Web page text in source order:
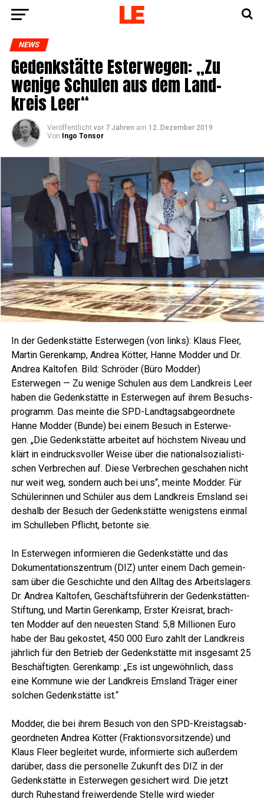
NEWS
Gedenk­stät­te Ester­we­gen: „Zu
weni­ge Schu­len aus dem Land­
kreis Leer“
Veröffentlicht vor 7 Jahren am 12. Dezember 2019
Von
Ingo Tonsor
In der Gedenk­stät­te Ester­we­gen (von links): Klaus Fleer,
Mar­tin Geren­kamp, Andrea Köt­ter, Han­ne Mod­der und Dr.
Andrea Kalt­ofen. Bild: Schrö­der (Büro Modder)
Ester­we­gen — Zu weni­ge Schu­len aus dem Land­kreis Leer
haben die Gedenk­stät­te in Ester­we­gen auf ihrem Besuchs­
pro­gramm. Das mein­te die SPD-Land­tags­ab­ge­ord­ne­te
Han­ne Mod­der (Bun­de) bei einem Besuch in Ester­we­
gen. „Die Gedenk­stät­te arbei­tet auf höchs­tem Niveau und
klärt in ein­drucks­vol­ler Wei­se über die natio­nal­so­zia­lis­ti­
schen Ver­bre­chen auf. Die­se Ver­bre­chen gescha­hen nicht
nur weit weg, son­dern auch bei uns“, mein­te Mod­der. Für
Schü­le­rin­nen und Schü­ler aus dem Land­kreis Ems­land sei
des­halb der Besuch der Gedenk­stät­te wenigs­tens ein­mal
im Schul­le­ben Pflicht, beton­te sie.
In Ester­we­gen infor­mie­ren die Gedenk­stät­te und das
Doku­men­ta­ti­ons­zen­trum (DIZ) unter einem Dach gemein­
sam über die Geschich­te und den All­tag des Arbeits­la­gers.
Dr. Andrea Kalt­ofen, Geschäfts­füh­re­rin der Gedenk­stät­ten-
Stif­tung, und Mar­tin Geren­kamp, Ers­ter Kreis­rat, brach­
ten Mod­der auf den neu­es­ten Stand: 5,8 Mil­lio­nen Euro
habe der Bau gekos­tet, 450 000 Euro zahlt der Land­kreis
jähr­lich für den Betrieb der Gedenk­stät­te mit ins­ge­samt 25
Beschäf­tig­ten. Geren­kamp: „Es ist unge­wöhn­lich, dass
eine Kom­mu­ne wie der Land­kreis Ems­land Trä­ger einer
sol­chen Gedenk­stät­te ist.“
Mod­der, die bei ihrem Besuch von den SPD-Kreis­tags­ab­
ge­ord­ne­ten Andrea Köt­ter (Frak­ti­ons­vor­sit­zen­de) und
Klaus Fleer beglei­tet wur­de, infor­mier­te sich außer­dem
dar­über, dass die per­so­nel­le Zukunft des DIZ in der
Gedenk­stät­te in Ester­we­gen gesi­chert wird. Die jetzt
durch Ruhe­stand frei­wer­den­de Stel­le wird wie­der